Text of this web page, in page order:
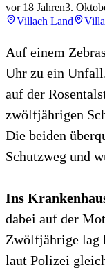
vor 18 Jahren3.
Villach Land
Auf einem
Uhr zu ein
auf der
zwölfjährigen
Die beiden
Schutzweg und
Ins
dabei auf der
Zwölfjährige lag
laut Polizei